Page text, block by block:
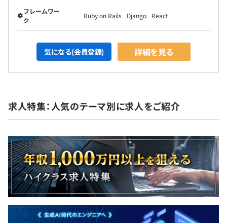
フレームワー
ク
Ruby on Rails Django React
気になる(会員登録) 詳細を見る
求人特集：人気のテーマ別に求人をご紹介